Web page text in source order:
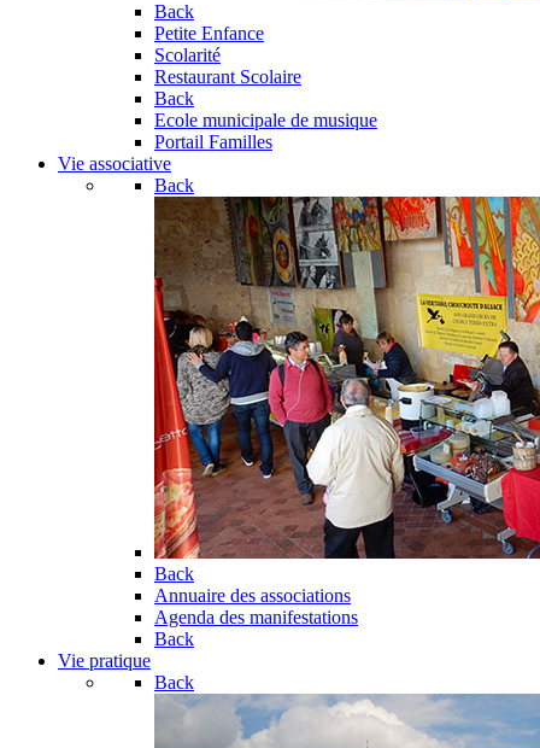
Back
Petite Enfance
Scolarité
Restaurant Scolaire
Back
Ecole municipale de musique
Portail Familles
Vie associative
Back
Back
Annuaire des associations
Agenda des manifestations
Back
Vie pratique
Back